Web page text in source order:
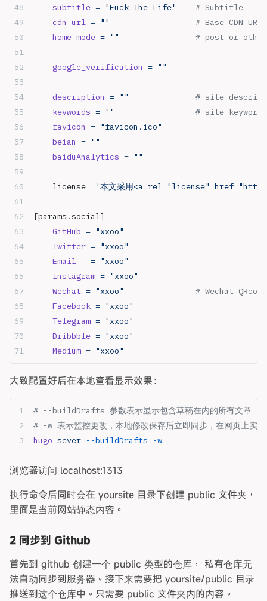
    subtitle
= "Fuck The Life"
    # Subtitle
    cdn_url
= ""
                  # Base CDN URL
    home_mode
= ""
                # post or other
    google_verification
= ""
    description
= ""
# site
    keywords
= ""
                 # site keywords
    favicon
= "favicon.ico"
    beian
= ""
    baiduAnalytics
= ""
    license
= '本文采用<a rel="license" href="http://
[params.social]
    GitHub
= "xxoo"
    Twitter
= "xxoo"
    Email
   =
"xxoo"
    Instagram
= "xxoo"
    Wechat
= "xxoo"
# Wechat
    Facebook
= "xxoo"
    Telegram
= "xxoo"
    Dribbble
= "xxoo"
    Medium
= "xxoo"
大致配置好后在本地查看显示效果：
# --buildDrafts 参数表示显示包含草稿在内的所有文章
# -w 表示监控更改，本地修改保存后立即同步，在网页上实
hugo sever --buildDrafts -w
浏览器访问 localhost:1313
执行命令后同时会在 yoursite 目录下创建 public 文件夹，
里面是当前网站静态内容。
2 同步到 Github
首先到 github 创建一个 public 类型的仓库， 私有仓库无
法自动同步到服务器。接下来需要把 yoursite/public 目录
推送到这个仓库中。只需要 public 文件夹内的内容。